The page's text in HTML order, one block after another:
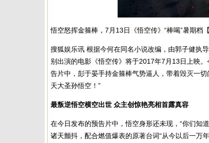
悟空怒挥金箍棒，7月13日《悟空传》“棒喝”暑期档
搜狐娱乐讯 根据今何在同名小说改编，由郭子健执
别出演的电影《悟空传》将于2017年7月13日上映
告片中，彭于晏手持金箍棒气势逼人，带着毁灭一
天大圣孙悟空！”
最叛逆悟空横空出世 众主创惊艳亮相首露真容
在今日发布的预告片中，悟空身形还未现，“你们知
诸天颤抖，配合燃值爆表的原著台词“从今以后一万